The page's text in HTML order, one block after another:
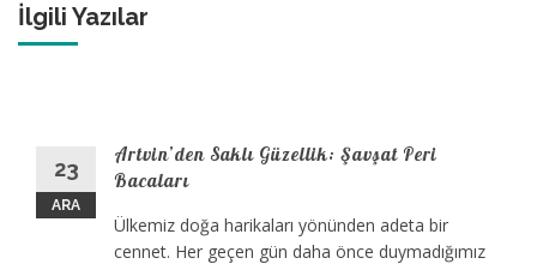
İlgili Yazılar
23
ARA
Artvin’den Saklı Güzellik: Şavşat Peri
Bacaları
Ülkemiz doğa harikaları yönünden adeta bir
cennet. Her geçen gün daha önce duymadığımız